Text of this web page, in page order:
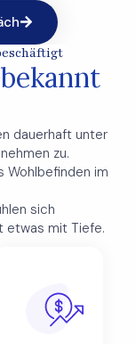
dauerhaft unter
zu.
Wohlbefinden im
sich
etwas mit Tiefe.